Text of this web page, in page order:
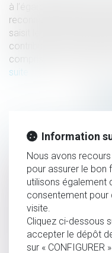
à l’égard de ses deux
reconnaît finalement les
saisit le juge aux
contribution à l'entretien
compris pour une
suite
HISTORIQUE
Instruction en famille
des parents
Interdiction de
pénal
Rupture
2026
Information
Nous avons
pour assurer le bon
utilisons également
consentement
visite.
Cliquez ci-dessous
accepter le dépôt
sur «